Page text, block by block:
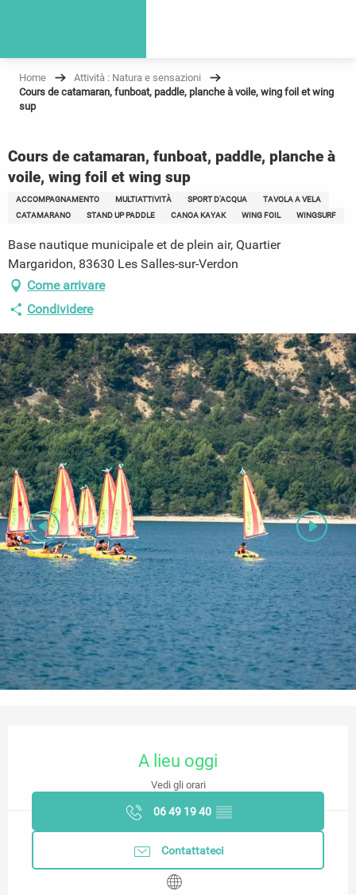
Home
Attività : Natura e sensazioni
Cours de catamaran, funboat, paddle, planche à voile, wing foil et wing
sup
Cours de catamaran, funboat, paddle, planche à
voile, wing foil et wing sup
ACCOMPAGNAMENTO MULTIATTIVITÀ SPORT D'ACQUA
TAVOLA A VELA
CATAMARANO
STAND UP PADDLE CANOA KAYAK WING FOIL WINGSURF
Base nautique municipale et de plein air, Quartier
Margaridon, 83630 Les Salles-sur-Verdon
Come arrivare
Condividere
A lieu oggi
Vedi gli orari
06 49 19 40 ▒▒
Contattateci